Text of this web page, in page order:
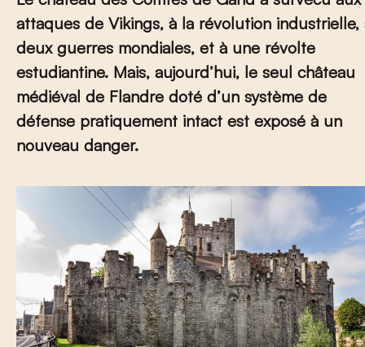
attaques de Vikings, à la révolution industrielle,
deux guerres mondiales, et à une révolte
estudiantine. Mais, aujourd’hui, le seul château
médiéval de Flandre doté d’un système de
défense pratiquement intact est exposé à un
nouveau danger.